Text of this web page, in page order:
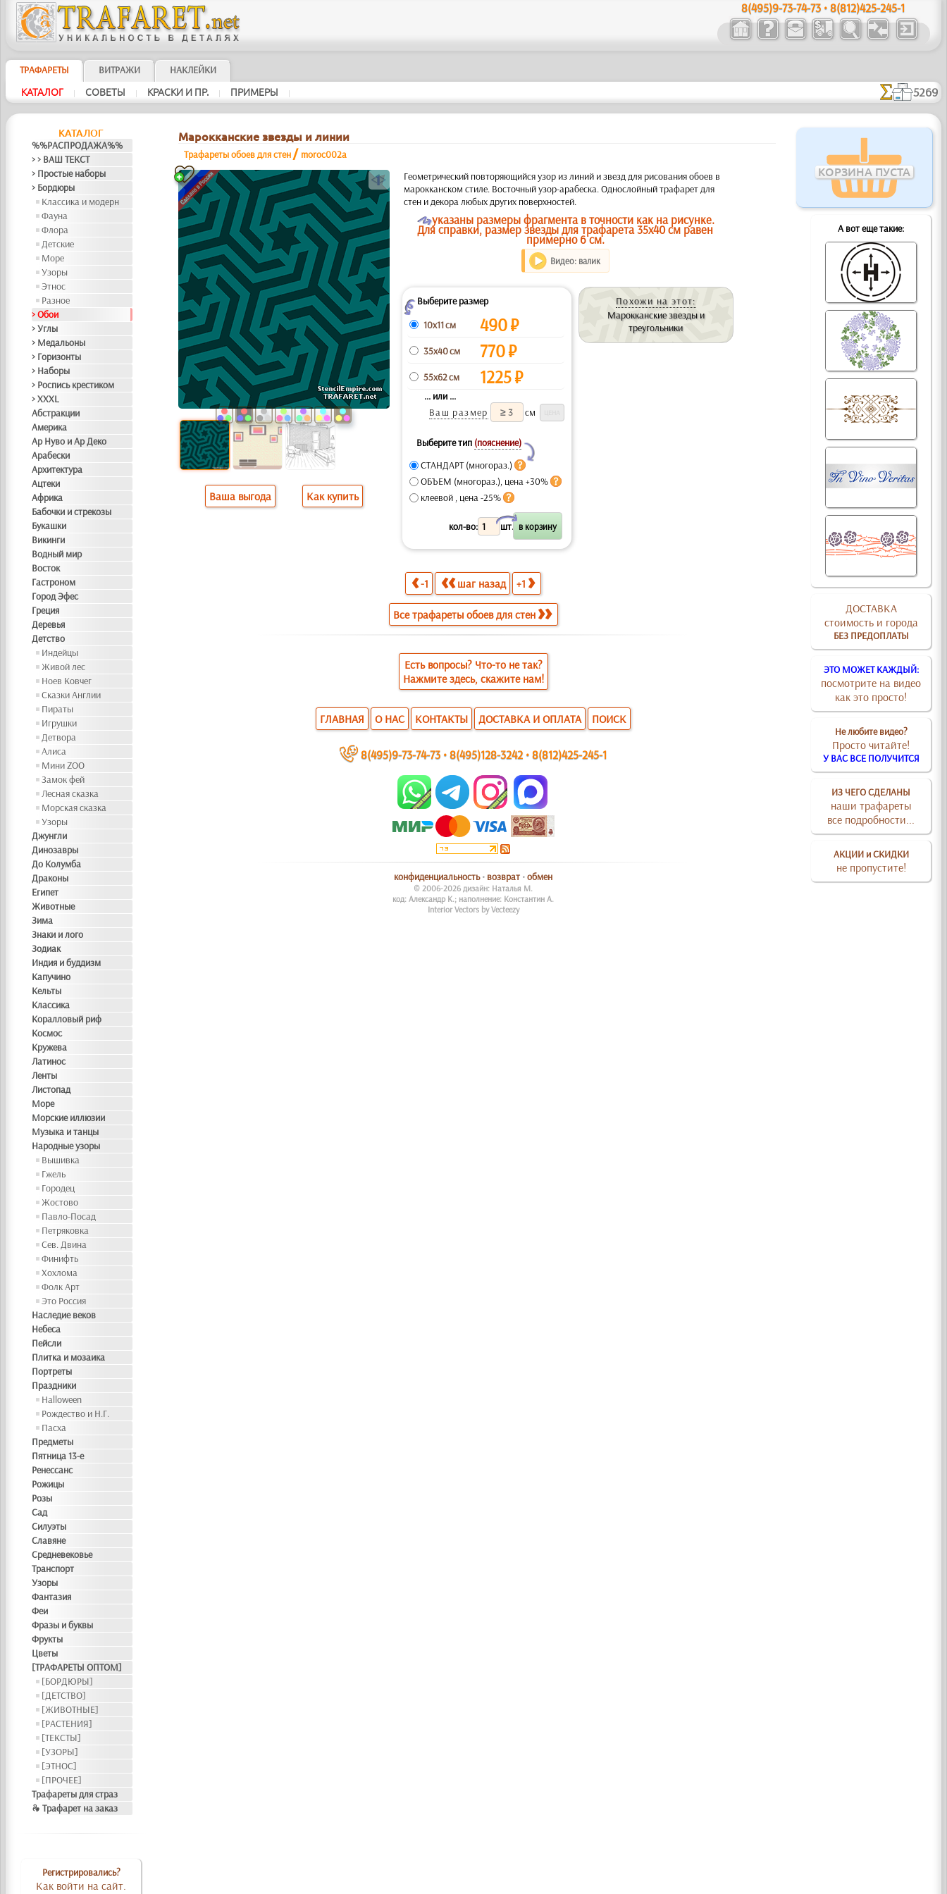
8(495)9-73-74-73 • 8(812)425-245-1
ТРАФАРЕТЫ ВИТРАЖИ НАКЛЕЙКИ
КАТАЛОГ | СОВЕТЫ | КРАСКИ И ПР. | ПРИМЕРЫ | 5269
КАТАЛОГ
%%РАСПРОДАЖА%%
> > ВАШ ТЕКСТ
> Простые наборы
> Бордюры
Классика и модерн
Фауна
Флора
Детские
Море
Узоры
Этнос
Разное
> Обои
> Углы
> Медальоны
> Горизонты
> Наборы
> Роспись крестиком
> XXXL
Абстракции
Америка
Ар Нуво и Ар Деко
Арабески
Архитектура
Ацтеки
Африка
Бабочки и стрекозы
Букашки
Викинги
Водный мир
Восток
Гастроном
Город Эфес
Греция
Деревья
Детство
Индейцы
Живой лес
Ноев Ковчег
Сказки Англии
Пираты
Игрушки
Детвора
Алиса
Мини ZOO
Замок фей
Лесная сказка
Морская сказка
Узоры
Джунгли
Динозавры
До Колумба
Драконы
Египет
Животные
Зима
Знаки и лого
Зодиак
Индия и буддизм
Капучино
Кельты
Классика
Коралловый риф
Космос
Кружева
Латинос
Ленты
Листопад
Море
Морские иллюзии
Музыка и танцы
Народные узоры
Вышивка
Гжель
Городец
Жостово
Павло-Посад
Петряковка
Сев. Двина
Финифть
Хохлома
Фолк Арт
Это Россия
Наследие веков
Небеса
Пейсли
Плитка и мозаика
Портреты
Праздники
Halloween
Рождество и Н.Г.
Пасха
Предметы
Пятница 13-е
Ренессанс
Рожицы
Розы
Сад
Силуэты
Славяне
Средневековье
Транспорт
Узоры
Фантазия
Феи
Фразы и буквы
Фрукты
Цветы
[ТРАФАРЕТЫ ОПТОМ]
[БОРДЮРЫ]
[ДЕТСТВО]
[ЖИВОТНЫЕ]
[РАСТЕНИЯ]
[ТЕКСТЫ]
[УЗОРЫ]
[ЭТНОС]
[ПРОЧЕЕ]
Трафареты для страз
❧ Трафарет на заказ
Регистрировались?
Как войти на сайт.
КОРЗИНА ПУСТА
А вот еще такие:
ДОСТАВКА
стоимость и города
БЕЗ ПРЕДОПЛАТЫ
ЭТО МОЖЕТ КАЖДЫЙ:
посмотрите на видео
как это просто!
Не любите видео?
Просто читайте!
У ВАС ВСЕ ПОЛУЧИТСЯ
ИЗ ЧЕГО СДЕЛАНЫ
наши трафареты
все подробности...
АКЦИИ и СКИДКИ
не пропустите!
Марокканские звезды и линии
Трафареты обоев для стен / moroc002a
a
Ваша выгода Как купить
Геометрический повторяющийся узор из линий и звезд для рисования обоев в
марокканском стиле. Восточный узор-арабеска. Однослойный трафарет для
стен и декора любых других поверхностей.
Oуказаны размеры фрагмента в точности как на рисунке.
Для справки, размер звезды для трафарета 35х40 см равен
примерно 6 см.
Видео: валик
ZВыберите размер
10x11 см
490₽
35x40 см 770₽
55x62 см 1225₽
... или ...
Ваш размер
см
Выберите тип (пояснение)
Y
СТАНДАРТ (многораз.)
ОБЪЕМ (многораз.), цена +30%
клеевой , цена -25%
кол-во: шт.
X
Похожи на этот:
Марокканские звезды и
треугольники
-1 шаг назад +1
Все трафареты обоев для стен
Есть вопросы? Что-то не так?
Нажмите здесь, скажите нам!
ГЛАВНАЯ О НАС КОНТАКТЫ ДОСТАВКА И ОПЛАТА ПОИСК
~ 8(495)9-73-74-73 •8(495)128-3242 •8(812)425-245-1
конфиденциальность• возврат •обмен
© 2006-2026 дизайн: Наталья М.
код: Александр К.; наполнение: Константин А.
Interior Vectors by Vecteezy